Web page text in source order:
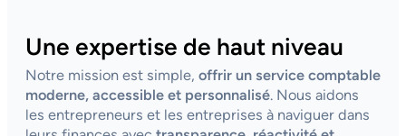
Une expertise de haut niveau
Notre mission est simple, offrir un service comptable
moderne, accessible et personnalisé. Nous aidons
les entrepreneurs et les entreprises à naviguer dans